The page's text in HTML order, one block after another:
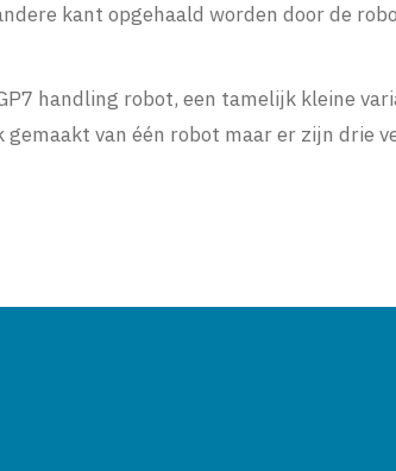
kant opgehaald worden door de
handling robot, een tamelijk kleine
van één robot maar er zijn drie